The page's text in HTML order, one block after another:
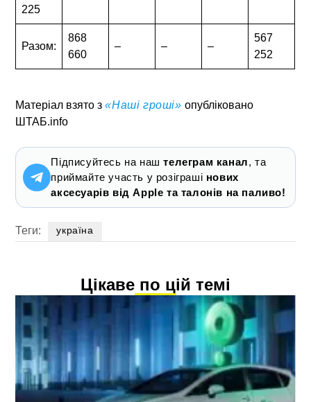
225
Разом:
868
660
– – –
567
252
Матеріал взято з«Наші гроші» опубліковано
ШТАБ.info
Підписуйтесь на наштелеграм канал, та
приймайте участь у розіграші нових
аксесуарів від Apple та талонів на паливо!
Теги: україна
Цікаве по цій темі